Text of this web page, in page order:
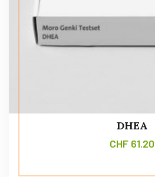
DHEA
CHF 61.20